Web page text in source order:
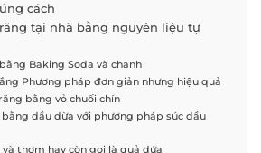
cách
tại nhà bằng nguyên liệu tự
Baking Soda và chanh
Phương pháp đơn giản nhưng hiệu quả
bằng vỏ chuối chín
dầu dừa với phương pháp súc dầu
thơm hay còn gọi là quả dứa